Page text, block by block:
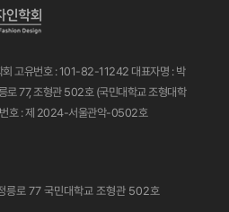
고유번호 : 101-82-11242 대표자명 : 박
로 77, 조형관 502호 (국민대학교 조형대학
번호 : 제 2024-서울관악-0502호
릉로 77 국민대학교 조형관 502호